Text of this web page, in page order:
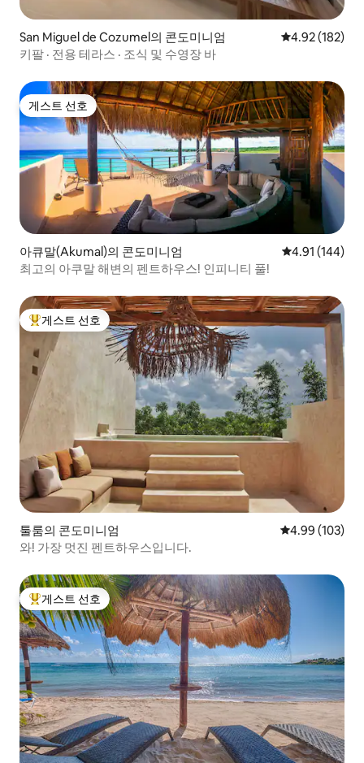
San Miguel de Cozumel의 콘도미니엄 평점 4.92점(5
4.92 (182)
키팔 · 전용 테라스 · 조식 및 수영장 바
게스트 선호
게스트 선호
아큐말(Akumal)의 콘도미니엄 평점 4.91점(5
4.91 (144)
최고의 아쿠말 해변의 펜트하우스! 인피니티 풀!
상위 게스트 선호
게스트 선호
툴룸의 콘도미니엄 평점 4.99점(5
4.99 (103)
와! 가장 멋진 펜트하우스입니다.
상위 게스트 선호
게스트 선호